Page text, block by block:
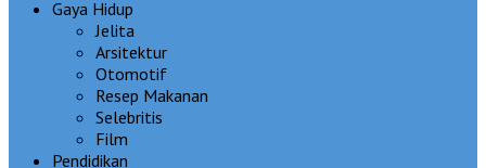
Gaya Hidup
Jelita
Arsitektur
Otomotif
Resep Makanan
Selebritis
Film
Pendidikan